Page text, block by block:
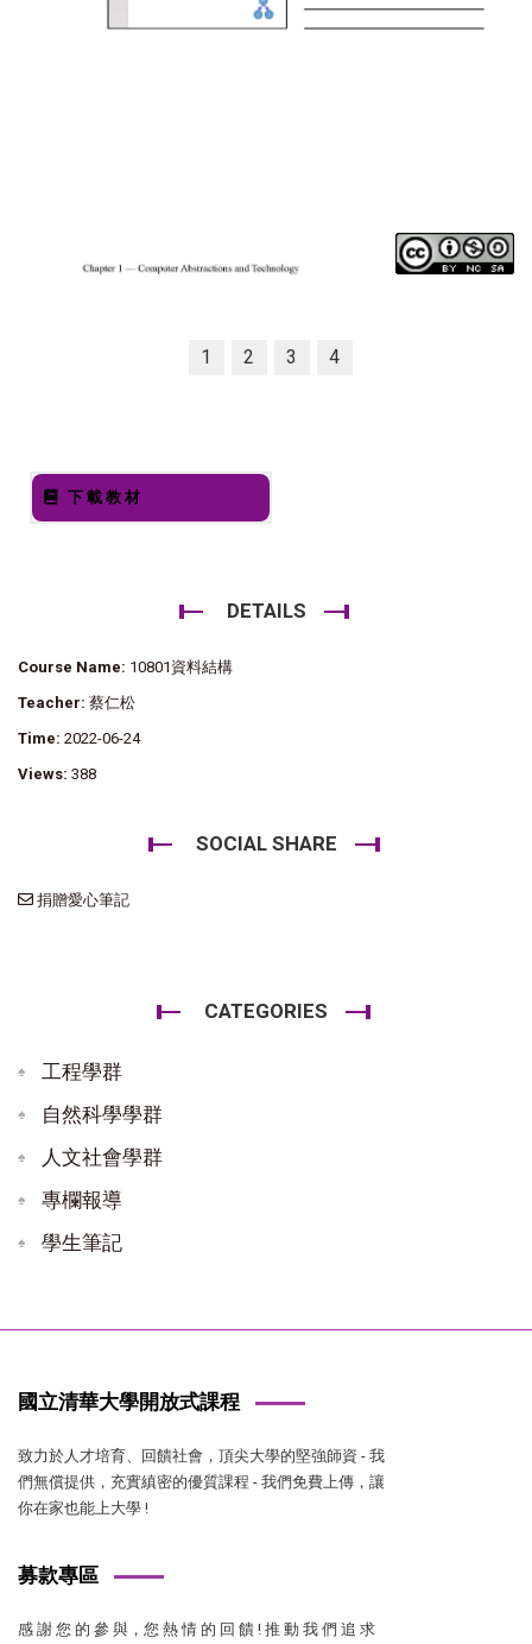
1 2 3 4
下載教材
DETAILS
Course Name: 10801資料結構
Teacher: 蔡仁松
Time: 2022-06-24
Views: 388
SOCIAL SHARE
捐贈愛心筆記
CATEGORIES
工程學群
自然科學學群
人文社會學群
專欄報導
學生筆記
國立清華大學開放式課程
致力於人才培育、回饋社會，頂尖大學的堅強師資 - 我
們無償提供，充實縝密的優質課程 - 我們免費上傳，讓
你在家也能上大學 !
募款專區
感 謝 您 的 參 與，您 熱 情 的 回 饋 ! 推 動 我 們 追 求